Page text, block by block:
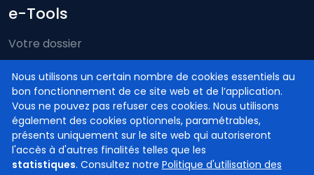
Nous utilisons un certain nombre de cookies essentiels au
bon fonctionnement de ce site web et de l’application.
Vous ne pouvez pas refuser ces cookies. Nous utilisons
également des cookies optionnels, paramétrables,
présents uniquement sur le site web qui autoriseront
l'accès à d'autres finalités telles que les
statistiques. Consultez notre Politique d'utilisation des
e-Tools
Votre dossier
Just-on-web
e-Deposit
Compétence territoriale